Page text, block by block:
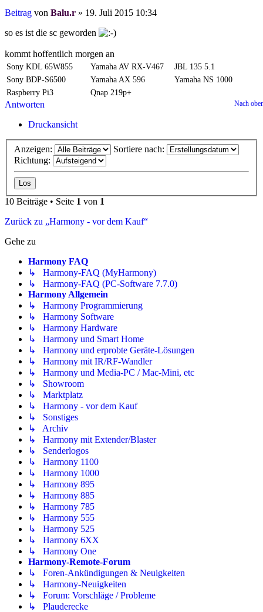
Beitrag von Balu.r » 19. Juli 2015 10:34
so es ist die sc geworden
kommt hoffentlich morgen an
Sony KDL 65W855 Yamaha AV RX-V467
JBL 135 5.1
Sony BDP-S6500
Yamaha AX 596
Yamaha NS 1000
Raspberry Pi3
Qnap 219p+
Nach
Antworten
Druckansicht
Anzeigen:
Sortiere nach:
Richtung:
10 Beiträge • Seite 1 von 1
Zurück zu „Harmony - vor dem Kauf“
Gehe zu
Harmony FAQ
↳ Harmony-FAQ (MyHarmony)
↳ Harmony-FAQ (PC-Software 7.7.0)
Harmony Allgemein
↳ Harmony Programmierung
↳ Harmony Software
↳ Harmony Hardware
↳ Harmony und Smart Home
↳ Harmony und erprobte Geräte-Lösungen
↳ Harmony mit IR/RF-Wandler
↳ Harmony und Media-PC / Mac-Mini, etc
↳ Showroom
↳ Marktplatz
↳ Harmony - vor dem Kauf
↳ Sonstiges
↳ Archiv
↳ Harmony mit Extender/Blaster
↳ Senderlogos
↳ Harmony 1100
↳ Harmony 1000
↳ Harmony 895
↳ Harmony 885
↳ Harmony 785
↳ Harmony 555
↳ Harmony 525
↳ Harmony 6XX
↳ Harmony One
Harmony-Remote-Forum
↳ Foren-Ankündigungen & Neuigkeiten
↳ Harmony-Neuigkeiten
↳ Forum: Vorschläge / Probleme
↳ Plauderecke